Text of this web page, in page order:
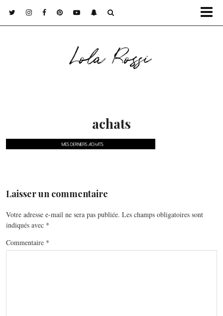
Lola Rossi
achats
Laisser un commentaire
Votre adresse e-mail ne sera pas publiée. Les champs obligatoires sont
indiqués avec *
Commentaire *